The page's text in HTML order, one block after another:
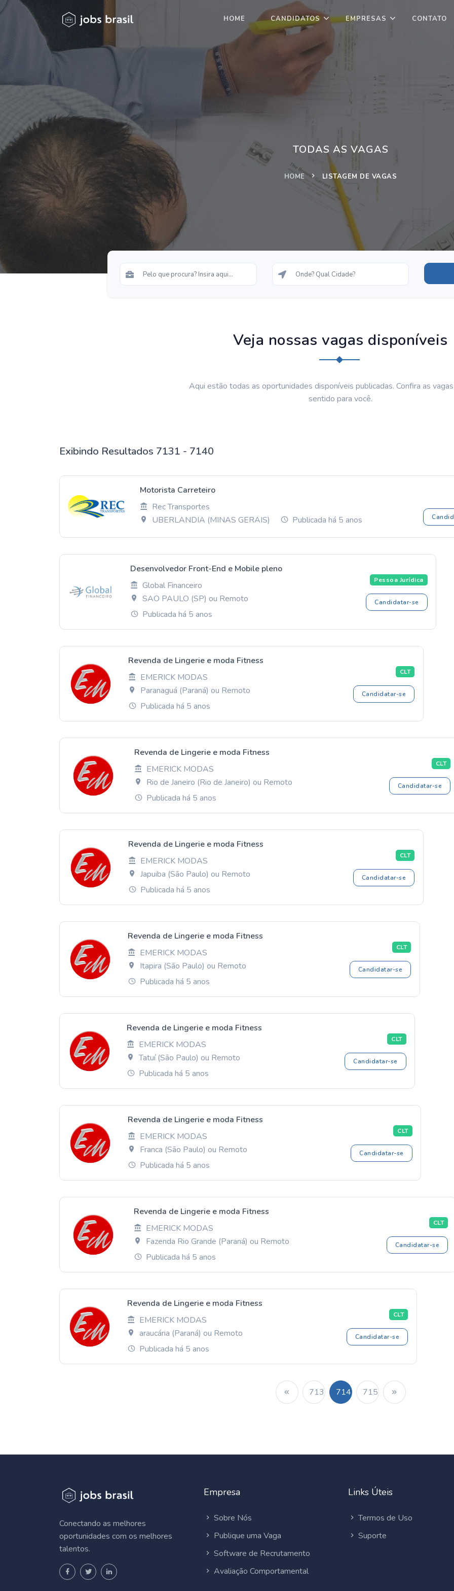
HOME CANDIDATOS EMPRESAS CONTATO
TODAS AS VAGAS
HOME LISTAGEM DE VAGAS
Veja nossas vagas disponíveis
Aqui estão todas as oportunidades disponíveis publicadas. Confira as
sentido para você.
Exibindo Resultados 7131 - 7140
Motorista Carreteiro
Rec Transportes
UBERLANDIA (MINAS GERAIS)
Publicada há 5 anos
Desenvolvedor Front-End e Mobile pleno
Global Financeiro
SAO PAULO (SP) ou Remoto
Publicada há 5 anos
Pessoa Jurídica
Candidatar-se
Revenda de Lingerie e moda Fitness
EMERICK MODAS
Paranaguá (Paraná) ou Remoto
Publicada há 5 anos
CLT
Candidatar-se
Revenda de Lingerie e moda Fitness
EMERICK MODAS
Rio de Janeiro (Rio de Janeiro) ou Remoto
Publicada há 5 anos
CLT
Candidatar-se
Revenda de Lingerie e moda Fitness
EMERICK MODAS
Japuiba (São Paulo) ou Remoto
Publicada há 5 anos
CLT
Candidatar-se
Revenda de Lingerie e moda Fitness
EMERICK MODAS
Itapira (São Paulo) ou Remoto
Publicada há 5 anos
CLT
Candidatar-se
Revenda de Lingerie e moda Fitness
EMERICK MODAS
Tatuí (São Paulo) ou Remoto
Publicada há 5 anos
CLT
Candidatar-se
Revenda de Lingerie e moda Fitness
EMERICK MODAS
Franca (São Paulo) ou Remoto
Publicada há 5 anos
CLT
Candidatar-se
Revenda de Lingerie e moda Fitness
EMERICK MODAS
Fazenda Rio Grande (Paraná) ou Remoto
Publicada há 5 anos
CLT
Candidatar-se
Revenda de Lingerie e moda Fitness
EMERICK MODAS
araucária (Paraná) ou Remoto
Publicada há 5 anos
CLT
Candidatar-se
713 714 715
Conectando as melhores
oportunidades com os melhores
talentos.
Empresa
Sobre Nós
Publique uma Vaga
Software de Recrutamento
Avaliação Comportamental
Links Úteis
Termos de Uso
Suporte